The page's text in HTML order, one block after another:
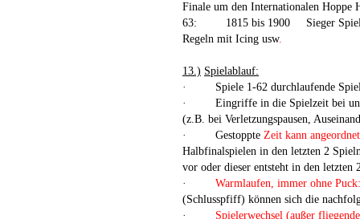
Finale um den Internationalen Hoppe
63:
1815 bis 1900
Sieger
Regeln mit Icing usw.
13.) Spielablauf:
·
Spiele 1-62 durchlaufende
·
Eingriffe in die Spielzeit bei
(z.B. bei Verletzungspausen,
·
Gestoppte Zeit kann
Halbfinalspielen in den letzten 2
vor oder dieser entsteht in den
·
Warmlaufen, immer ohne Puck:
(Schlusspfiff) können sich die
·
Spielerwechsel (außer